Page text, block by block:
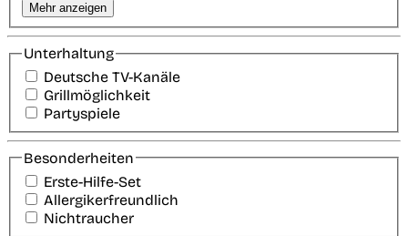
Mehr anzeigen
Unterhaltung
Deutsche TV-Kanäle
Grillmöglichkeit
Partyspiele
Besonderheiten
Erste-Hilfe-Set
Allergikerfreundlich
Nichtraucher